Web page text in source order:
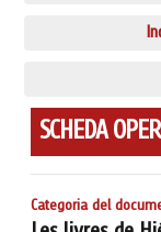
SCHEDA
Categoria del